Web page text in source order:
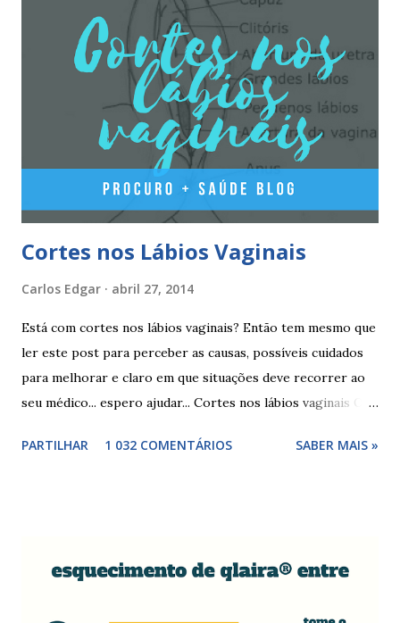
mesmo horário, durante 21 dias, após os quais deve fazer 7
dias de pausa (semana de descanso ou pausa), durante estes
7 dias descerá o período menstrual, normalmente no 3° ou
4° dia da pausa. As caixas seguintes deverão ser tomadas
seguindo o esquema 1+7+21+7+21.... . Como iniciar a
yasminelle® Para iniciar a pilula yasminelle® a mulher deve
esperar pelo primeiro dia da menstruação e iniciar a pilula
Cortes nos Lábios Vaginais
Carlos Edgar abril 27, 2014
Está com cortes nos lábios vaginais? Então tem mesmo que
ler este post para perceber as causas, possíveis cuidados
para melhorar e claro em que situações deve recorrer ao
seu médico... espero ajudar... Cortes nos lábios vaginais Os
surgir devido às relações sexuais (gestos ou actos mais
de roupa sintética, entre outras. Como tratar as fissuras
PARTILHAR 1 032 COMENTÁRIOS SABER MAIS »